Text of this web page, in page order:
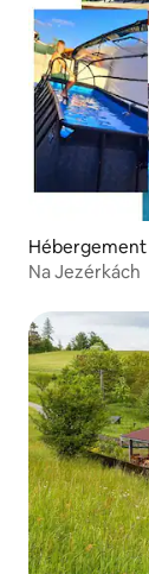
Hébergement
Na Jezérkách